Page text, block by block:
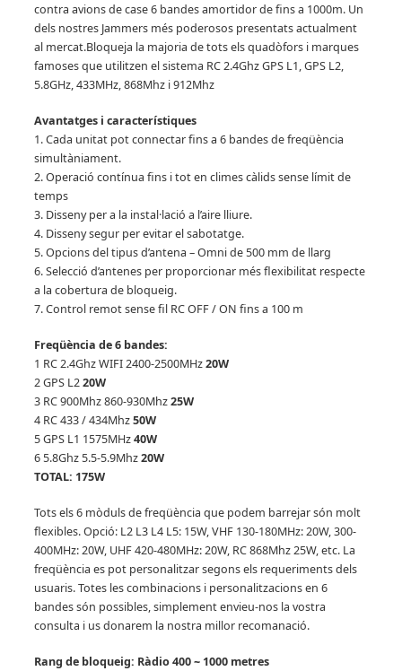
contra avions de case 6 bandes amortidor de fins a 1000m. Un
dels nostres Jammers més poderosos presentats actualment
al mercat.Bloqueja la majoria de tots els quadòfors i marques
famoses que utilitzen el sistema RC 2.4Ghz GPS L1, GPS L2,
5.8GHz, 433MHz, 868Mhz i 912Mhz
Avantatges i característiques
1. Cada unitat pot connectar fins a 6 bandes de freqüència
simultàniament.
2. Operació contínua fins i tot en climes càlids sense límit de
temps
3. Disseny per a la instal·lació a l’aire lliure.
4. Disseny segur per evitar el sabotatge.
5. Opcions del tipus d’antena – Omni de 500 mm de llarg
6. Selecció d’antenes per proporcionar més flexibilitat respecte
a la cobertura de bloqueig.
7. Control remot sense fil RC OFF / ON fins a 100 m
Freqüència de 6 bandes:
1 RC 2.4Ghz WIFI 2400-2500MHz20W
2 GPS L220W
3 RC 900Mhz 860-930Mhz25W
4 RC 433 / 434Mhz50W
5 GPS L1 1575MHz40W
6 5.8Ghz 5.5-5.9Mhz20W
TOTAL: 175W
Tots els 6 mòduls de freqüència que podem barrejar són molt
flexibles.Opció: L2 L3 L4 L5: 15W, VHF 130-180MHz: 20W, 300-
400MHz: 20W, UHF 420-480MHz: 20W, RC 868Mhz 25W, etc. La
freqüència es pot personalitzar segons els requeriments dels
usuaris.Totes les combinacions i personalitzacions en 6
bandes són possibles, simplement envieu-nos la vostra
consulta i us donarem la nostra millor recomanació.
Rang de bloqueig: Ràdio 400 ~ 1000 metres